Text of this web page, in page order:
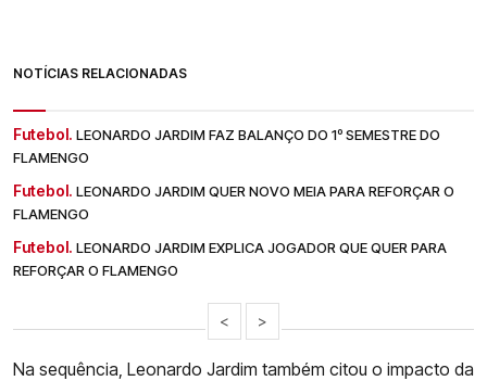
NOTÍCIAS RELACIONADAS
Futebol. LEONARDO JARDIM FAZ BALANÇO DO 1º SEMESTRE DO
FLAMENGO
Futebol. LEONARDO JARDIM QUER NOVO MEIA PARA REFORÇAR O
FLAMENGO
Futebol. LEONARDO JARDIM EXPLICA JOGADOR QUE QUER PARA
REFORÇAR O FLAMENGO
< >
Na sequência, Leonardo Jardim também citou o impacto da